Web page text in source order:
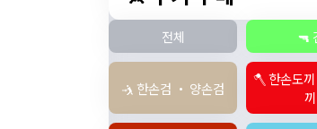
전체 🔫
🤺 한손검 ・ 양손검
🪓 한손도
끼